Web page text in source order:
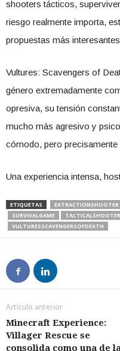
shooters tácticos,
riesgo realmente importa,
propuestas más
Vultures: Scavengers of
género extremadamente
opresiva, su tensión
mucho más agresivo y
cómodo, pero
Una experiencia intensa,
ETIQUETAS EXTRACTIONSHOOTER
SURVIVALGAME
TACTICALSHOOTER
VULTURESSCAVENGERSOFDEATH
Artículo anterior
Minecraft Experience:
Villager Rescue se
consolida como una de